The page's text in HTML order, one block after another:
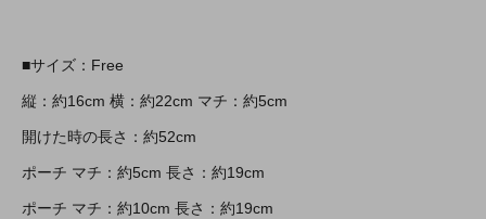
■サイズ：Free
縦：約16cm 横：約22cm マチ：約5cm
開けた時の長さ：約52cm
ポーチ マチ：約5cm 長さ：約19cm
ポーチ マチ：約10cm 長さ：約19cm